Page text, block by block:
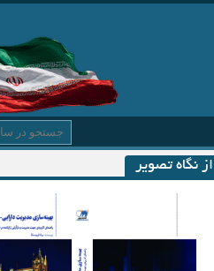
از نگاه تصویر